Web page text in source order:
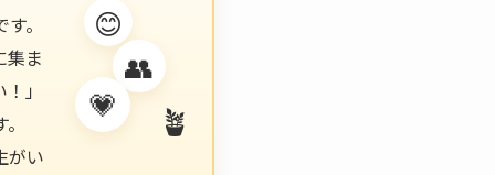
。
集ま
」
がい
😊
👥
💗